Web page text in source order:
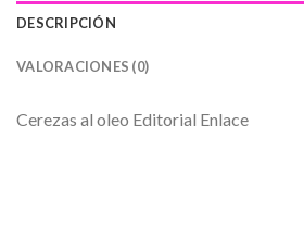
DESCRIPCIÓN
VALORACIONES (0)
Cerezas al oleo Editorial Enlace